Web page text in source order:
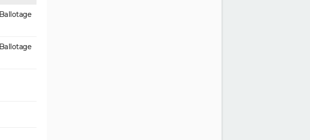
Ballotage
Ballotage